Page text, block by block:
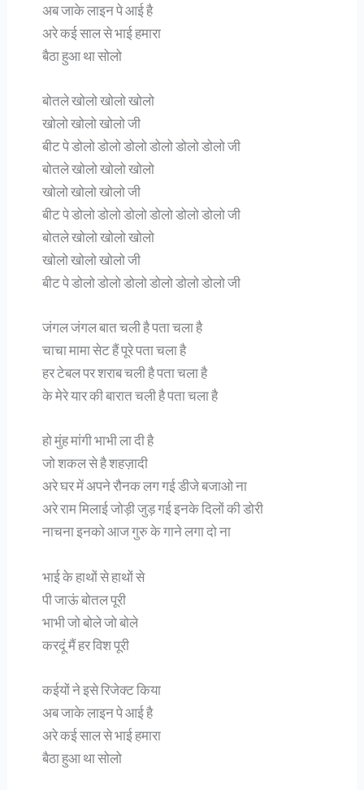
अब जाके लाइन पे आई है
अरे कई साल से भाई हमारा
बैठा हुआ था सोलो
बोतले खोलो खोलो खोलो
खोलो खोलो खोलो जी
बीट पे डोलो डोलो डोलो डोलो डोलो डोलो जी
बोतले खोलो खोलो खोलो
खोलो खोलो खोलो जी
बीट पे डोलो डोलो डोलो डोलो डोलो डोलो जी
बोतले खोलो खोलो खोलो
खोलो खोलो खोलो जी
बीट पे डोलो डोलो डोलो डोलो डोलो डोलो जी
जंगल जंगल बात चली है पता चला है
चाचा मामा सेट हैं पूरे पता चला है
हर टेबल पर शराब चली है पता चला है
के मेरे यार की बारात चली है पता चला है
हो मुंह मांगी भाभी ला दी है
जो शकल से है शहज़ादी
अरे घर में अपने रौनक लग गई डीजे बजाओ ना
अरे राम मिलाई जोड़ी जुड़ गई इनके दिलों की डोरी
नाचना इनको आज गुरु के गाने लगा दो ना
भाई के हाथों से हाथों से
पी जाऊं बोतल पूरी
भाभी जो बोले जो बोले
करदूं मैं हर विश पूरी
कईयों ने इसे रिजेक्ट किया
अब जाके लाइन पे आई है
अरे कई साल से भाई हमारा
बैठा हुआ था सोलो